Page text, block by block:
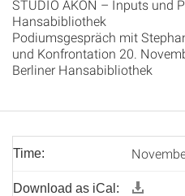
STUDIO AKON – Inputs und
Hansabibliothek
Podiumsgespräch mit
und Konfrontation 20.
Berliner Hansabibliothek
Time:
Download as iCal: